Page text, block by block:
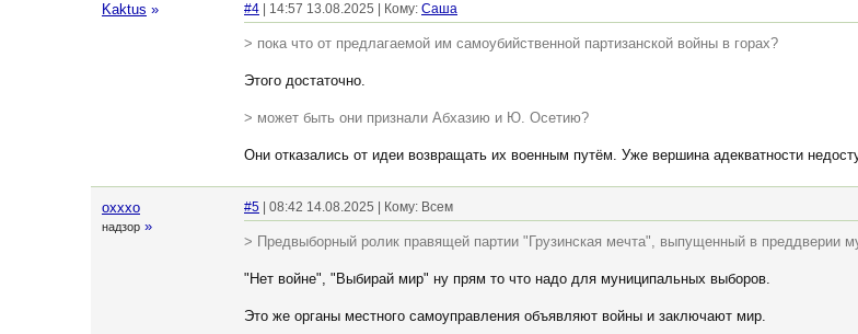
Kaktus » #4 | 14:57 13.08.2025 | Кому: Cаша
> пока что от предлагаемой им самоубийственной партизанской войны в горах?
Этого достаточно.
> может быть они признали Абхазию и Ю. Осетию?
Они отказались от идеи возвращать их военным путём. Уже вершина адекватности
oxxxo
надзор »
#5 | 08:42 14.08.2025 | Кому: Всем
> Предвыборный ролик правящей партии "Грузинская мечта", выпущенный в преддверии
"Нет войне", "Выбирай мир" ну прям то что надо для муниципальных выборов.
Это же органы местного самоуправления объявляют войны и заключают мир.